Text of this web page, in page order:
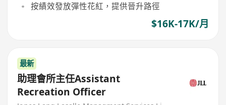
按績效發放彈性花紅，提供晉升路徑
$16K-17K/月
最新
助理會所主任Assistant
Recreation Officer